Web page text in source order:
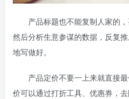
产品标题也不能复制人家的，
然后分析生意参谋的数据，反复
地写做好。
产品定价不要一上来就直接最
价可以通过打折工具、优惠券，